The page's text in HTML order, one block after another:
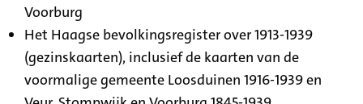
Voorburg
Het Haagse bevolkingsregister over 1913-1939
(gezinskaarten), inclusief de kaarten van de
voormalige gemeente Loosduinen 1916-1939 en